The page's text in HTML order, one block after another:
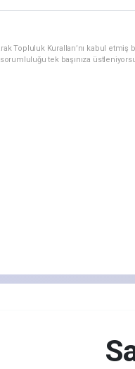
Topluluk Kuralları’nı kabul
sorumluluğu tek başınıza